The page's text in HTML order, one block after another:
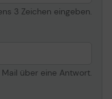
Videoaufnahmen.
3 Zeichen eingeben.
über eine Antwort.